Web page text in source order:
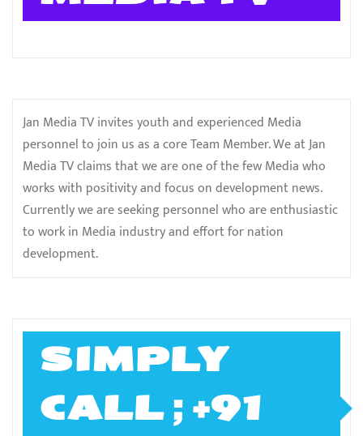
Jan Media TV invites youth and experienced Media
personnel to join us as a core Team Member. We at Jan
Media TV claims that we are one of the few Media who
works with positivity and focus on development news.
Currently we are seeking personnel who are enthusiastic
to work in Media industry and effort for nation
development.
SIMPLY
CALL ; +91